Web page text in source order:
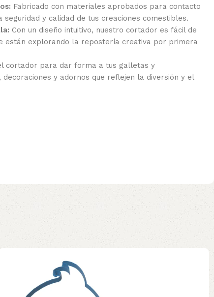
Fabricado con materiales aprobados para contacto
y calidad de tus creaciones comestibles.
Con un diseño intuitivo, nuestro cortador es fácil de
están explorando la repostería creativa por primera
cortador para dar forma a tus galletas y
y adornos que reflejen la diversión y el